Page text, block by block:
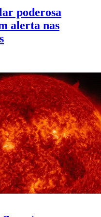
poderosa
alerta nas